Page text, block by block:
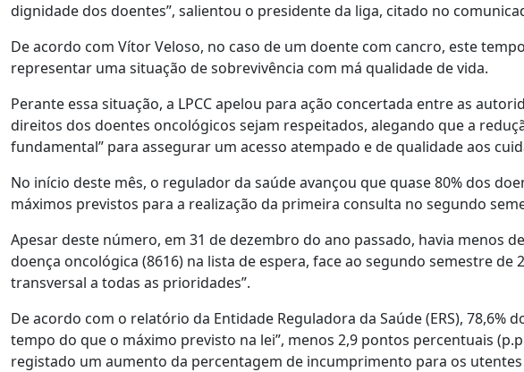
dignidade dos doentes”, salientou o presidente da liga, citado no
De acordo com Vítor Veloso, no caso de um doente com cancro, este
representar uma situação de sobrevivência com má qualidade de vida.
Perante essa situação, a LPCC apelou para ação concertada entre as
direitos dos doentes oncológicos sejam respeitados, alegando que a
fundamental” para assegurar um acesso atempado e de qualidade aos
No início deste mês, o regulador da saúde avançou que quase 80% dos
máximos previstos para a realização da primeira consulta no segundo
Apesar deste número, em 31 de dezembro do ano passado, havia menos
doença oncológica (8616) na lista de espera, face ao segundo semestre de
transversal a todas as prioridades”.
De acordo com o relatório da Entidade Reguladora da Saúde (ERS), 78,6%
tempo do que o máximo previsto na lei”, menos 2,9 pontos percentuais
registado um aumento da percentagem de incumprimento para os